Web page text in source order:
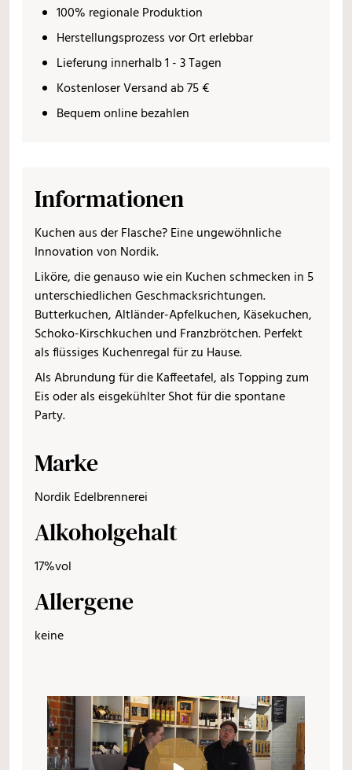
100% regionale Produktion
Herstellungsprozess vor Ort erlebbar
Lieferung innerhalb 1 - 3 Tagen
Kostenloser Versand ab 75 €
Bequem online bezahlen
Informationen
Kuchen aus der Flasche? Eine ungewöhnliche
Innovation von Nordik.
Liköre, die genauso wie ein Kuchen schmecken in 5
unterschiedlichen Geschmacksrichtungen.
Butterkuchen, Altländer-Apfelkuchen, Käsekuchen,
Schoko-Kirschkuchen und Franzbrötchen. Perfekt
als flüssiges Kuchenregal für zu Hause.
Als Abrundung für die Kaffeetafel, als Topping zum
Eis oder als eisgekühlter Shot für die spontane
Party.
Marke
Nordik Edelbrennerei
Alkoholgehalt
17%vol
Allergene
keine